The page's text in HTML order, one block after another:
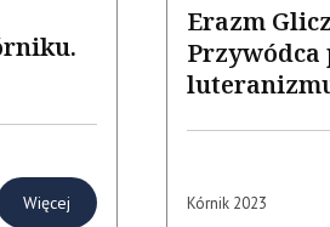
Więcej
Erazm
Przywódca
Kórnik 2023